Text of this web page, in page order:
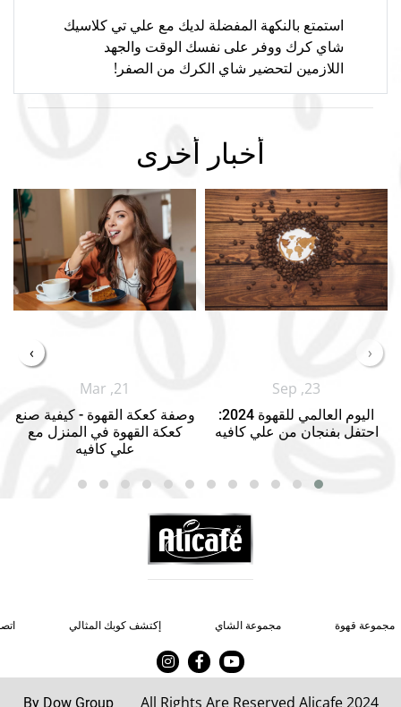
استمتع بالنكهة المفضلة لديك مع علي تي كلاسيك
شاي كرك ووفر على نفسك الوقت والجهد
اللازمين لتحضير شاي الكرك من الصفر!
أخبار أخرى
Sep ,23
اليوم العالمي للقهوة 2024:
احتفل بفنجان من علي كافيه
Mar ,21
وصفة كعكة القهوة - كيفية صنع
كعكة القهوة في المنزل مع
علي كافيه
‹
›
مجموعة قهوة مجموعة الشاي إكتشف كوبك المثالي
All Rights Are Reserved Alicafe 2024
By Dow Group